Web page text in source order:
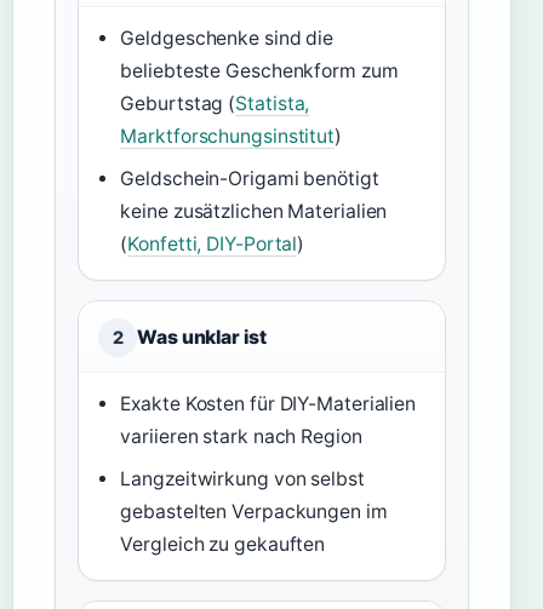
Geldgeschenke sind die
beliebteste Geschenkform zum
Geburtstag (Statista,
Marktforschungsinstitut)
Geldschein-Origami benötigt
keine zusätzlichen Materialien
(Konfetti, DIY-Portal)
2 Was unklar ist
Exakte Kosten für DIY-Materialien
variieren stark nach Region
Langzeitwirkung von selbst
gebastelten Verpackungen im
Vergleich zu gekauften